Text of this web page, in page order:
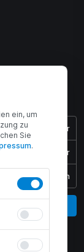
08:00 - 17:00 Uhr
08:00 - 15:45 Uhr
Geschlossen
ein, um
zu
Sie
.